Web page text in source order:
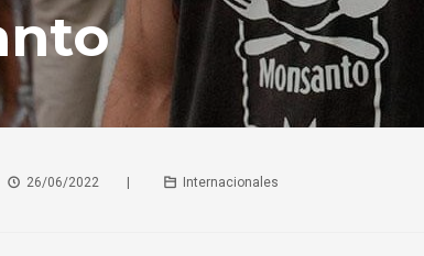
26/06/2022 Internacionales